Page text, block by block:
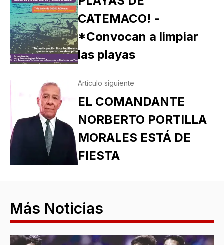
CATEMACO! -
*Convocan a limpiar
las playas
Artículo siguiente
EL COMANDANTE
NORBERTO PORTILLA
MORALES ESTÁ DE
FIESTA
Más Noticias